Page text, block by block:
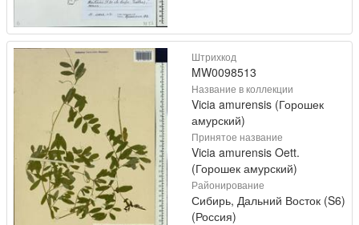
Штрихкод
MW0098513
Название в коллекции
Vicia amurensis (Горошек
амурский)
Принятое название
Vicia amurensis Oett.
(Горошек амурский)
Районирование
Сибирь, Дальний Восток (S6)
(Россия)